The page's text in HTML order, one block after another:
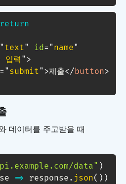
return
" text" id= " name"
입력 " >
= " submit" >제출</button>
데이터를 주고받을 때
data" )
=> response . json( ) )